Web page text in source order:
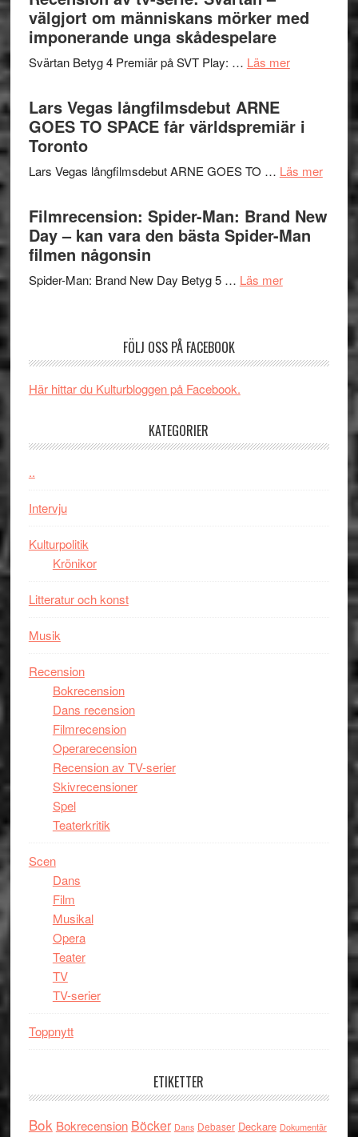
och
en
i
valet
synas
kan
välgjort om människans mörker med
imponerande unga skådespelare
Svärtan Betyg 4 Premiär på SVT Play: … Läs merom
tv-
serie:
–
om
människans
imponerande
Lars Vegas långfilmsdebut ARNE
GOES TO SPACE får världspremiär i
Toronto
Lars Vegas långfilmsdebut ARNE GOES TO … Läs merom
Vegas
i
Filmrecension: Spider-Man: Brand New
Day – kan vara den bästa Spider-Man
filmen någonsin
Spider-Man: Brand New Day Betyg 5 … Läs merom
Filmrecension:
vara
FÖLJ OSS PÅ FACEBOOK
Här hittar du Kulturbloggen på Facebook.
KATEGORIER
..
Intervju
Kulturpolitik
Krönikor
Litteratur och konst
Musik
Recension
Bokrecension
Dans recension
Filmrecension
Operarecension
Recension av TV-serier
Skivrecensioner
Spel
Teaterkritik
Scen
Dans
Film
Musikal
Opera
Teater
TV
TV-serier
Toppnytt
ETIKETTER
Bok Bokrecension Böcker Dans Debaser Deckare Dokumentär